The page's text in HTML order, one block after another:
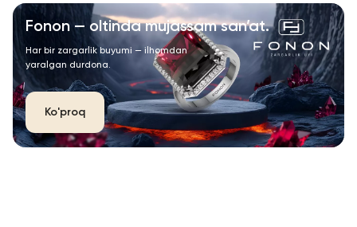
Fonon — oltinda mujassam san’at.
Har bir zargarlik buyumi — ilhomdan
yaralgan durdona.
Ko'proq